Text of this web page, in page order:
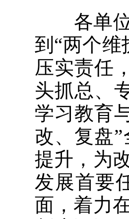
各单位
到“两个
压实责任
头抓总、
学习教育
改、复盘
提升，为
发展首要
面，着力